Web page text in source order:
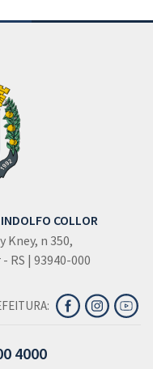
COLLOR
Kney, n 350,
| 93940-000
4000